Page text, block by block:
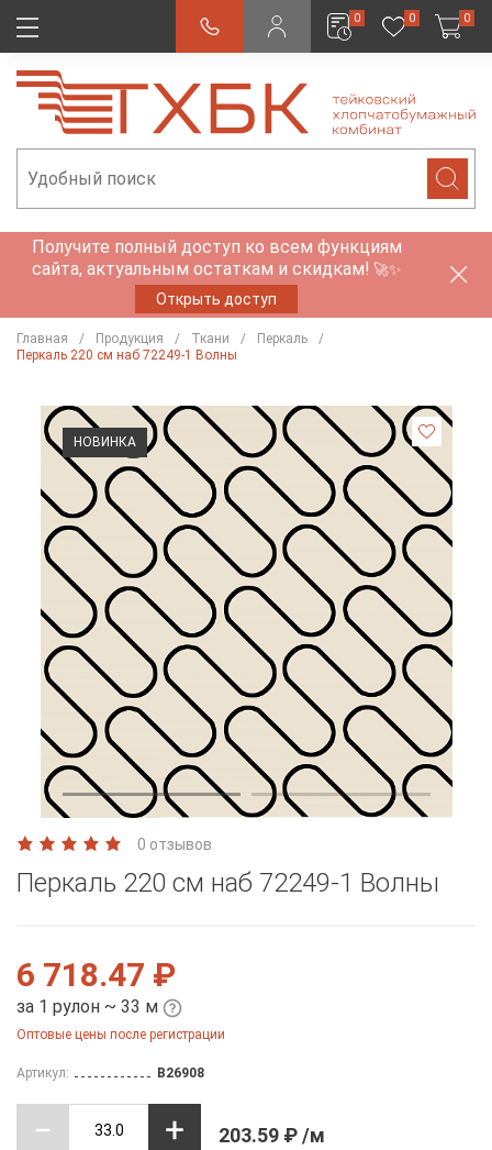
0 0 0
Получите полный доступ ко всем функциям
сайта, актуальным остаткам и скидкам! 🚀✨
Открыть доступ
Главная Продукция Ткани
Перкаль
Перкаль 220 см наб 72249-1 Волны
НОВИНКА
0 отзывов
Перкаль 220 см наб 72249-1 Волны
6 718.47 ₽
за 1 рулон ~ 33 м
Оптовые цены после регистрации
Артикул: B26908
203.59 ₽ /м